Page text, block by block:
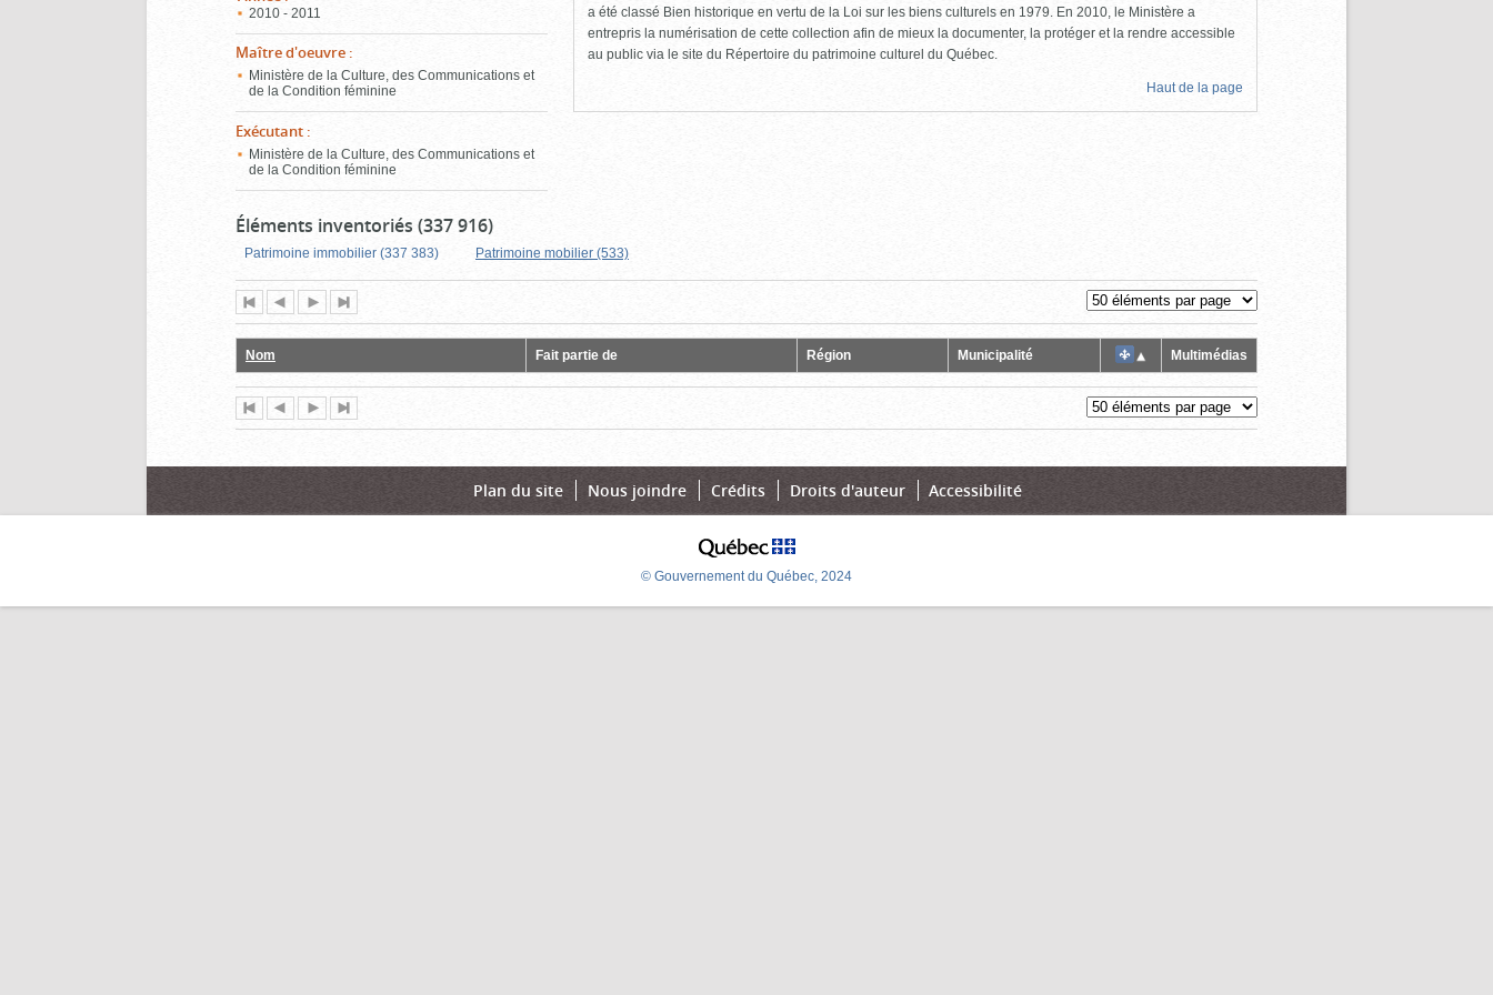
2010 - 2011
Maître d'oeuvre :
Ministère de la Culture, des Communications et
de la Condition féminine
Exécutant :
Ministère de la Culture, des Communications et
de la Condition féminine
a été classé Bien historique en vertu de la Loi sur les biens culturels en 1979. En 2010, le Ministère a
entrepris la numérisation de cette collection afin de mieux la documenter, la protéger et la rendre accessible
au public via le site du Répertoire du patrimoine culturel du Québec.
Haut de la page
Éléments inventoriés (337 916)
Patrimoine immobilier (337 383) Patrimoine mobilier (533)
Première
page
Page
précédente
suivante
page
Nom Fait partie de Région Municipalité Multimédias
Première
page
Page
précédente
suivante
page
Plan du site Nous joindre Crédits Droits d'auteur Accessibilité
© Gouvernement du Québec, 2024